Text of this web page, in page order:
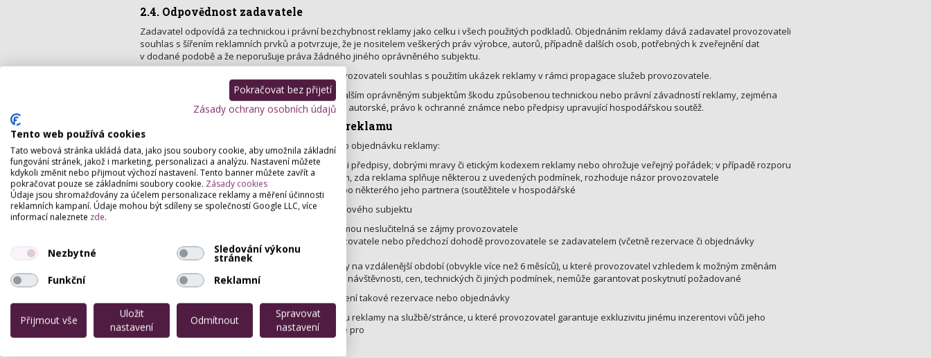
2.4. Odpovědnost zadavatele
Zadavatel odpovídá za technickou i právní bezchybnost reklamy jako celku i všech použitých podkladů. Objednáním reklamy dává zadavatel provozovateli
souhlas s šířením reklamních prvků a potvrzuje, že je nositelem veškerých práv výrobce, autorů, případně dalších osob, potřebných k zveřejnění dat
v dodané podobě a že neporušuje práva žádného jiného oprávněného subjektu.
Objednáním reklamy uděluje dále zadavatel provozovateli souhlas s použitím ukázek reklamy v rámci propagace služeb provozovatele.
Zadavatel je povinen nahradit provozovateli a dalším oprávněným subjektům škodu způsobenou technickou nebo právní závadností reklamy, zejména
tím, že zveřejněním reklamy bylo porušeno právo autorské, právo k ochranné známce nebo předpisy upravující hospodářskou soutěž.
2.5. Právo provozovatele odmítnout reklamu
Provozovatel má právo odmítnout rezervaci nebo objednávku reklamy:
Jejíž obsah je v rozporu s platnými právními předpisy, dobrými mravy či etickým kodexem reklamy nebo ohrožuje veřejný pořádek; v případě rozporu
mezi zadavatelem a provozovatelem o tom, zda reklama splňuje některou z uvedených podmínek, rozhoduje názor provozovatele
Propagující konkurenta provozovatele nebo některého jeho partnera (soutěžitele v hospodářské
soutěži) nebo směřující po prokliku na stránky takového subjektu
Která je svým obsahem, kvalitou nebo formou neslučitelná se zájmy provozovatele
Která neodpovídá aktuální nabídce provozovatele nebo předchozí dohodě provozovatele se zadavatelem (včetně rezervace či objednávky
nereálného objemu reklamy)
Jde-li o rezervaci nebo objednávku reklamy na vzdálenější období (obvykle více než 6 měsíců), u které provozovatel vzhledem k možným změnám
mediálního portfolia, jednotlivých formátů, návštěvnosti, cen, technických či jiných podmínek, nemůže garantovat poskytnutí požadované
reklamy za podmínek platných v okamžiku doručení takové rezervace nebo objednávky
Jde-li o rezervaci nebo objednávku formátu reklamy na službě/stránce, u které provozovatel garantuje exkluzivitu jinému inzerentovi vůči jeho
konkurentům a rezervace či objednávka je pro
Pokračovat bez přijetí
Zásady ochrany osobních údajů
Tento web používá cookies
Tato webová stránka ukládá data, jako jsou soubory cookie, aby umožnila základní
fungování stránek, jakož i marketing, personalizaci a analýzu. Nastavení můžete
kdykoli změnit nebo přijmout výchozí nastavení. Tento banner můžete zavřít a
pokračovat pouze se základními soubory cookie. Zásady cookies
Údaje jsou shromažďovány za účelem personalizace reklamy a měření účinnosti
reklamních kampaní. Údaje mohou být sdíleny se společností Google LLC, více
informací naleznete zde.
Nezbytné Sledování výkonu
stránek
Funkční
Reklamní
Přijmout vše
Uložit
nastavení
Odmítnout
Spravovat
nastavení